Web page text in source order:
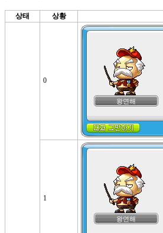
상태 상황
0
왕연해
1
왕연해